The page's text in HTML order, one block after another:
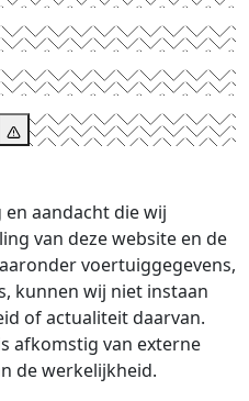
aandacht die wij
van deze website en de
voertuiggegevens,
kunnen wij niet instaan
of actualiteit daarvan.
afkomstig van externe
de werkelijkheid.